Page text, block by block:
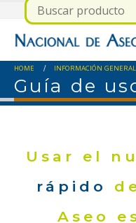
HOME INFORMACIÓN GENERAL
Guía de
Usar el
rápido
Aseo